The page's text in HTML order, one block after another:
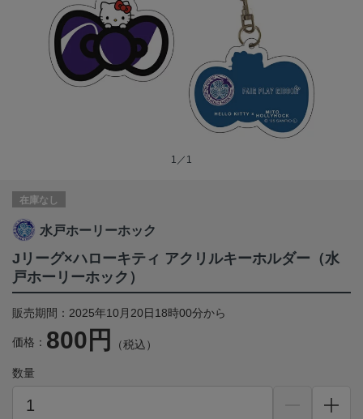
1／1
在庫なし
水戸ホーリーホック
Jリーグ×ハローキティ アクリルキーホルダー（水
戸ホーリーホック）
販売期間：2025年10月20日18時00分から
価格： 800円 （税込）
数量